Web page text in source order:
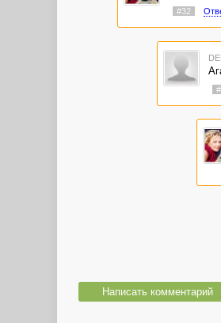
#32
Написать комментарий